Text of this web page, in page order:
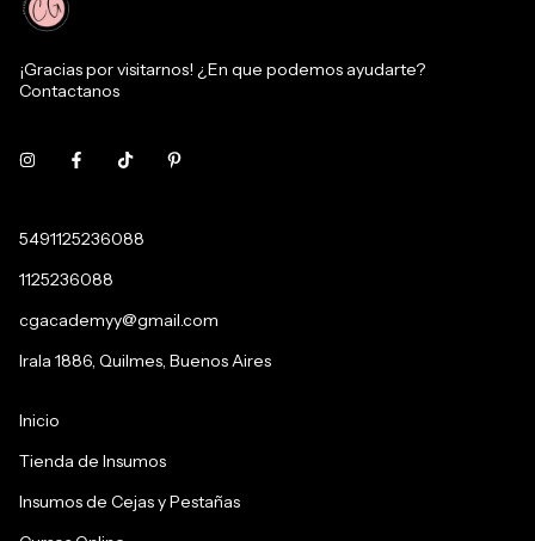
¡Gracias por visitarnos! ¿En que podemos ayudarte?
Contactanos
5491125236088
1125236088
cgacademyy@gmail.com
Irala 1886, Quilmes, Buenos Aires
Inicio
Tienda de Insumos
Insumos de Cejas y Pestañas